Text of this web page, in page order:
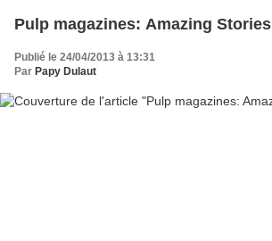
Pulp magazines: Amazing Stories
Publié le 24/04/2013 à 13:31
Par Papy Dulaut